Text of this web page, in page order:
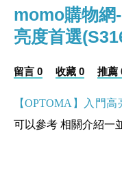
momo購物網
亮度首選
留言 0 收藏 0 推薦
【OPTOMA】入門高
可以參考 相關介紹一